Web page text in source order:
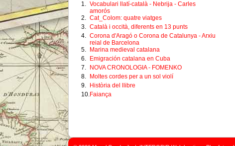
1. Vocabulari llatí-català - Nebrija - Carles
amorós
2. Cat_Colom: quatre viatges
3. Català i occità, diferents en 13 punts
4. Corona d'Aragó o Corona de Catalunya - Arxiu
reial de Barcelona
5.
Marina medieval catalana
6.
Emigración catalana en Cuba
7.
NOVA CRONOLOGIA - FOMENKO
8.
Moltes cordes per a un sol violí
9.
Història del llibre
10.Faiança